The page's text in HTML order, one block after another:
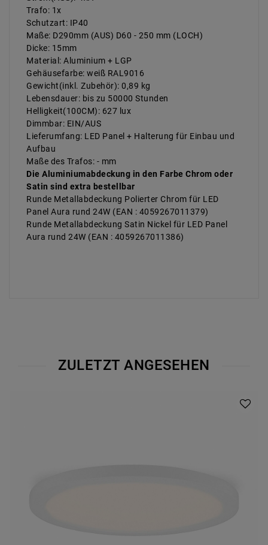
Trafo: 1x
Schutzart: IP40
Maße: D290mm (AUS) D60 - 250 mm (LOCH)
Dicke: 15mm
Material: Aluminium + LGP
Gehäusefarbe: weiß RAL9016
Gewicht(inkl. Zubehör): 0,89 kg
Lebensdauer: bis zu 50000 Stunden
Helligkeit(100CM): 627 lux
Dimmbar: EIN/AUS
Lieferumfang: LED Panel + Halterung für Einbau und
Aufbau
Maße des Trafos: - mm
Die Aluminiumabdeckung in den Farbe Chrom oder
Satin sind extra bestellbar
Runde Metallabdeckung Polierter Chrom für LED
Panel Aura rund 24W (EAN : 4059267011379)
Runde Metallabdeckung Satin Nickel für LED Panel
Aura rund 24W (EAN : 4059267011386)
ZULETZT ANGESEHEN